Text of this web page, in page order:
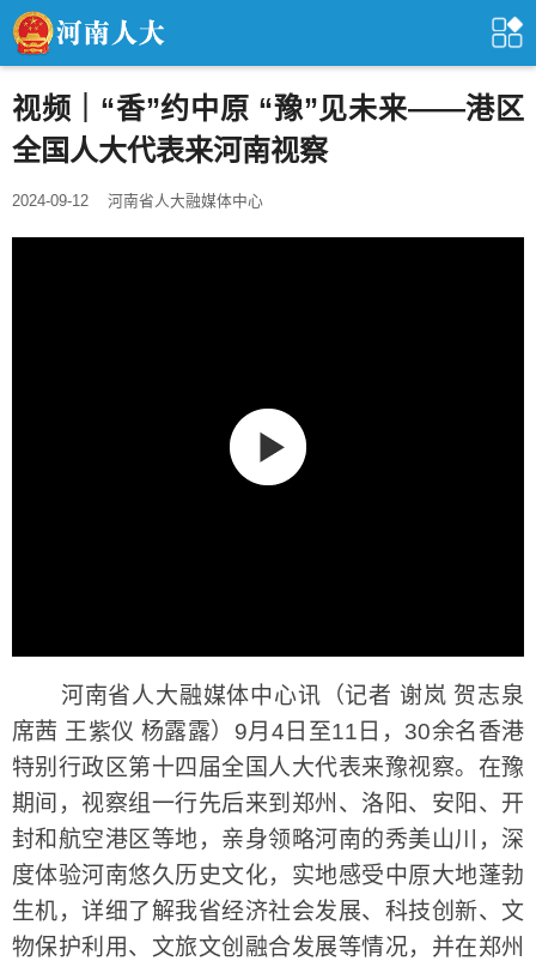
视频｜“香”约中原 “豫”见未来——港区
全国人大代表来河南视察
2024-09-12 河南省人大融媒体中心
河南省人大融媒体中心讯（记者 谢岚 贺志泉
席茜 王紫仪 杨露露）9月4日至11日，30余名香港
特别行政区第十四届全国人大代表来豫视察。在豫
期间，视察组一行先后来到郑州、洛阳、安阳、开
封和航空港区等地，亲身领略河南的秀美山川，深
度体验河南悠久历史文化，实地感受中原大地蓬勃
生机，详细了解我省经济社会发展、科技创新、文
物保护利用、文旅文创融合发展等情况，并在郑州